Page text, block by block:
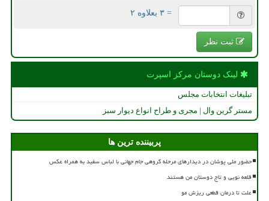
= ۳ بعلاوه ۲
ثبت نظر
لینک دوستان مركز اسپرت
تبلیغات انتخابات مجلس
مستر گرین وال | مجری و طراح انواع دیوار سبز
پربیننده ترین ها
حضور ملی پوشان در دیدارهای مرحله گروهی جام جهانی با لباس سفید به همراه عکس
قلعه نویی و تاج دوستان من هستند
علت تا درمان قطعی ریزش مو